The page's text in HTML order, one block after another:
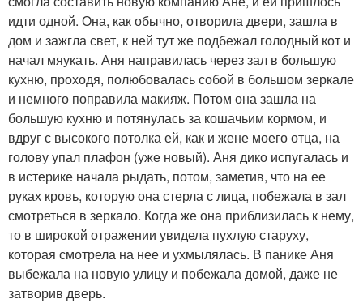
идти одной. Она, как обычно, отворила двери, зашла в
дом и зажгла свет, к ней тут же подбежал голодный кот и
начал мяукать. Аня направилась через зал в большую
кухню, проходя, полюбовалась собой в большом зеркале
и немного поправила макияж. Потом она зашла на
большую кухню и потянулась за кошачьим кормом, и
вдруг с высокого потолка ей, как и жене моего отца, на
голову упал плафон (уже новый). Аня дико испугалась и
в истерике начала рыдать, потом, заметив, что на ее
руках кровь, которую она стерла с лица, побежала в зал
смотреться в зеркало. Когда же она приблизилась к нему,
то в широкой отражении увидела пухлую старуху,
которая смотрела на нее и ухмылялась. В панике Аня
выбежала на новую улицу и побежала домой, даже не
затворив дверь.